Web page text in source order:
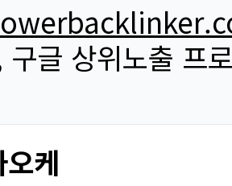
구글 상위노출 프
케